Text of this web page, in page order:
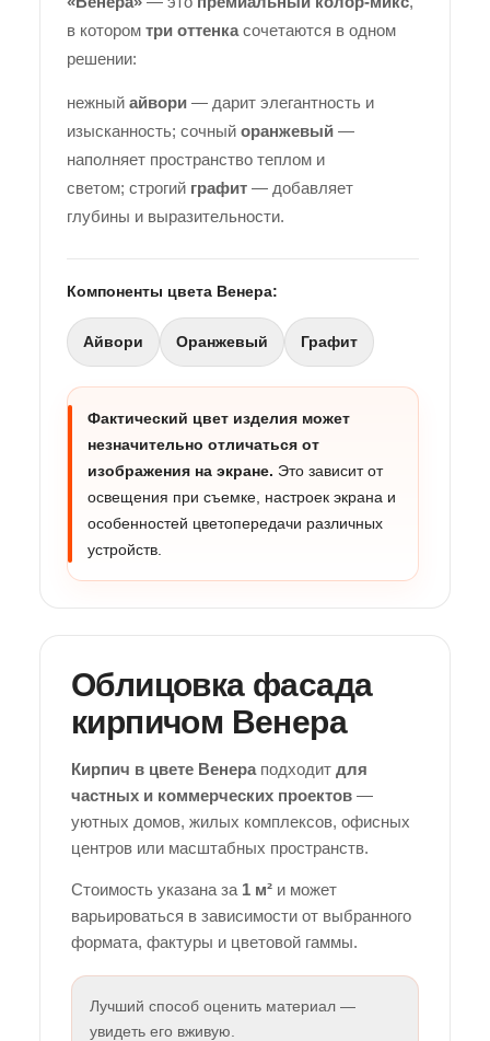
в котором три оттенкасочетаются в одном
решении:
нежный айвори — дарит элегантность и
изысканность; сочный оранжевый —
наполняет пространство теплом и
светом; строгий графит — добавляет
глубины и выразительности.
Компоненты цвета Венера:
Айвори Оранжевый Графит
Фактический цвет изделия может
незначительно отличаться от
изображения на экране. Это зависит от
освещения при съемке, настроек экрана и
особенностей цветопередачи различных
устройств.
Облицовка фасада
кирпичом Венера
Кирпич в цвете Венераподходит для
частных и коммерческих проектов —
уютных домов, жилых комплексов, офисных
центров или масштабных пространств.
Стоимость указана за 1 м² и может
варьироваться в зависимости от выбранного
формата, фактуры и цветовой гаммы.
Лучший способ оценить материал —
увидеть его вживую.